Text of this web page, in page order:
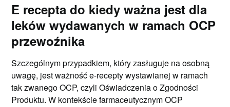
E recepta do kiedy ważna jest dla
leków wydawanych w ramach OCP
przewoźnika
Szczególnym przypadkiem, który zasługuje na osobną
uwagę, jest ważność e-recepty wystawianej w ramach
tak zwanego OCP, czyli Oświadczenia o Zgodności
Produktu. W kontekście farmaceutycznym OCP